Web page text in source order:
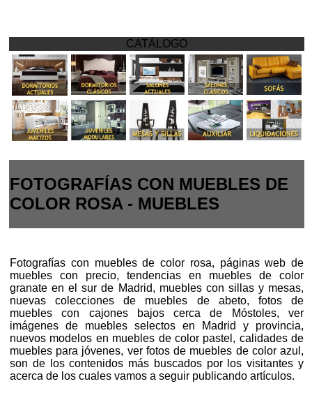
CATÁLOGO
FOTOGRAFÍAS CON MUEBLES DE
COLOR ROSA - MUEBLES
Fotografías con muebles de color rosa, páginas web de
muebles con precio, tendencias en muebles de color
granate en el sur de Madrid, muebles con sillas y mesas,
nuevas colecciones de muebles de abeto, fotos de
muebles con cajones bajos cerca de Móstoles, ver
imágenes de muebles selectos en Madrid y provincia,
nuevos modelos en muebles de color pastel, calidades de
muebles para jóvenes, ver fotos de muebles de color azul,
son de los contenidos más buscados por los visitantes y
acerca de los cuales vamos a seguir publicando artículos.